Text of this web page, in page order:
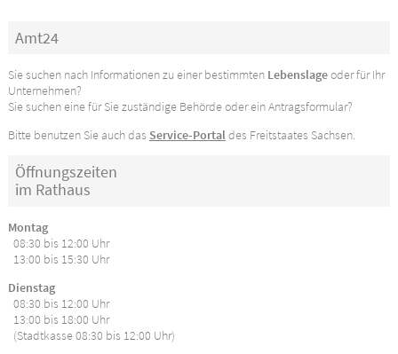
Amt24
Sie suchen nach Informationen zu einer bestimmten Lebenslageoder für Ihr
Unternehmen?
Sie suchen eine für Sie zuständige Behörde oder ein Antragsformular?
Bitte benutzen Sie auch das Service-Portaldes Freitstaates Sachsen.
Öffnungszeiten
im Rathaus
Montag
08:30 bis 12:00 Uhr
13:00 bis 15:30 Uhr
Dienstag
08:30 bis 12:00 Uhr
13:00 bis 18:00 Uhr
(Stadtkasse 08:30 bis 12:00 Uhr)